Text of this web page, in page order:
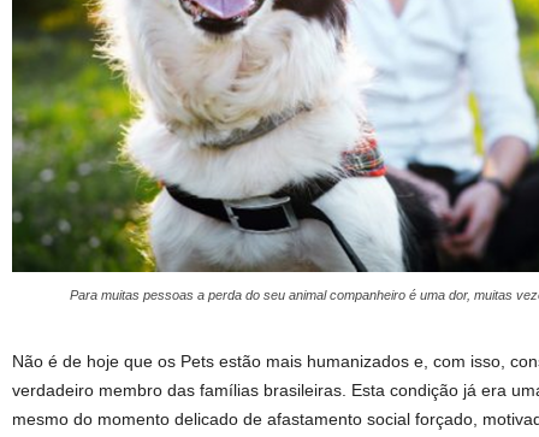
Para muitas pessoas a perda do seu animal companheiro é uma dor, muitas
Não é de hoje que os Pets estão mais humanizados e, com isso,
verdadeiro membro das famílias brasileiras. Esta condição já era
mesmo do momento delicado de afastamento social forçado,